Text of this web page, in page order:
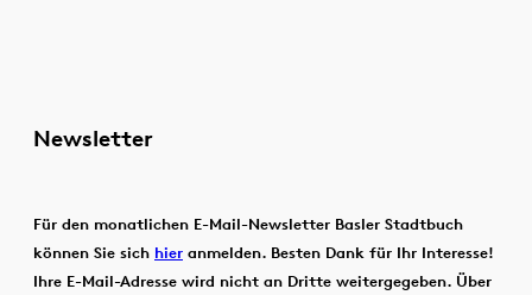
Newsletter
Für den monatlichen E-Mail-Newsletter Basler Stadtbuch
können Sie sich hier anmelden. Besten Dank für Ihr Interesse!
Ihre E-Mail-Adresse wird nicht an Dritte weitergegeben. Über